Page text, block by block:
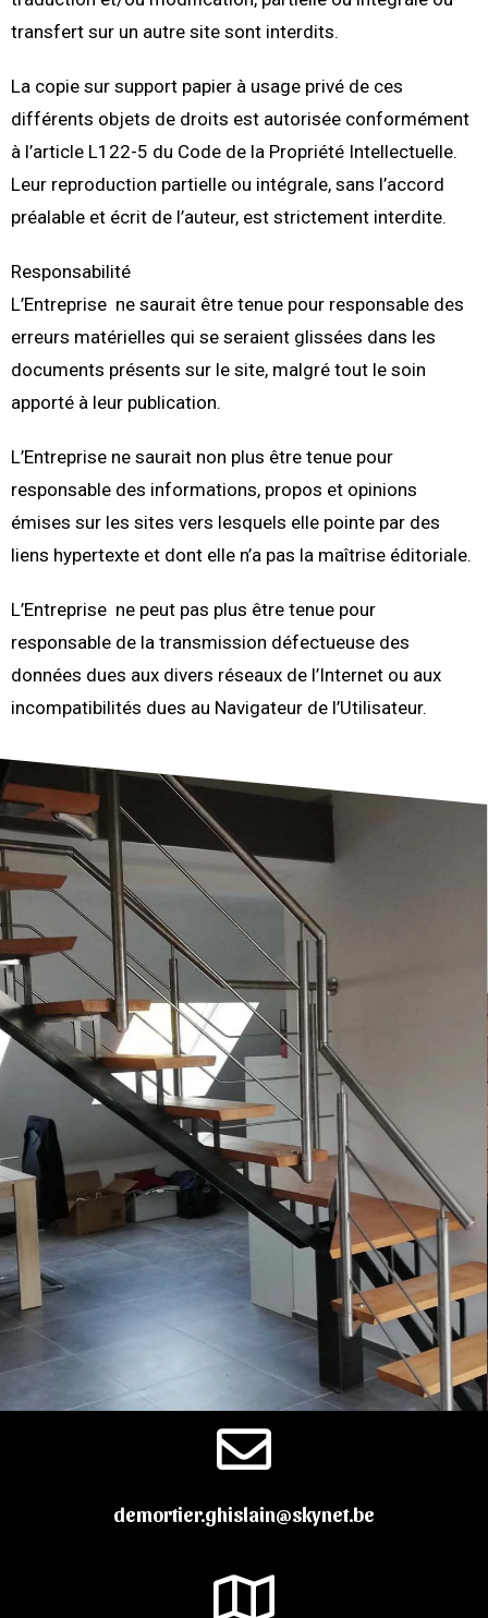
transfert sur un autre site sont interdits.
La copie sur support papier à usage privé de ces
différents objets de droits est autorisée conformément
à l’article L122-5 du Code de la Propriété Intellectuelle.
Leur reproduction partielle ou intégrale, sans l’accord
préalable et écrit de l’auteur, est strictement interdite.
Responsabilité
L’Entreprise ne saurait être tenue pour responsable des
erreurs matérielles qui se seraient glissées dans les
documents présents sur le site, malgré tout le soin
apporté à leur publication.
L’Entreprise ne saurait non plus être tenue pour
responsable des informations, propos et opinions
émises sur les sites vers lesquels elle pointe par des
liens hypertexte et dont elle n’a pas la maîtrise éditoriale.
L’Entreprise ne peut pas plus être tenue pour
responsable de la transmission défectueuse des
données dues aux divers réseaux de l’Internet ou aux
incompatibilités dues au Navigateur de l’Utilisateur.
demortier.ghislain@skynet.be